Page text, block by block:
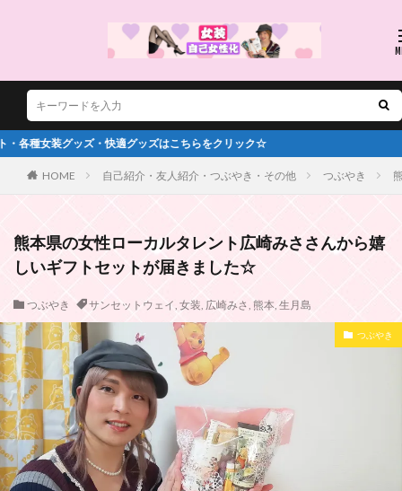
クリック☆
HOME 自己紹介・友人紹介・つぶやき・その他 つぶやき
熊本県の女性ローカルタレント広崎みささんから嬉
しいギフトセットが届きました☆
つぶやき サンセットウェイ, 女装, 広崎みさ, 熊本, 生月島
つぶやき